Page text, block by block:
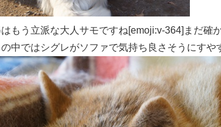
もう立派な大人サモですね[emoji:v-364]まだ確
中ではシグレがソファで気持ち良さそうにすや